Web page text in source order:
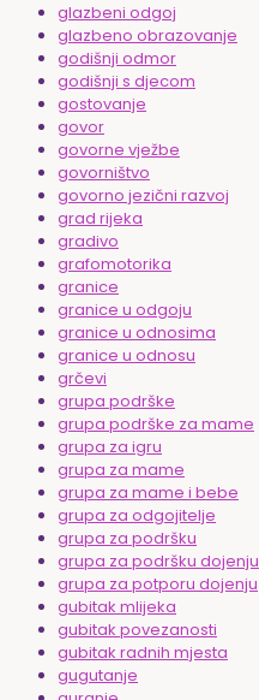
glazbeni odgoj
glazbeno obrazovanje
godišnji odmor
godišnji s djecom
gostovanje
govor
govorne vježbe
govorništvo
govorno jezični razvoj
grad rijeka
gradivo
grafomotorika
granice
granice u odgoju
granice u odnosima
granice u odnosu
grčevi
grupa podrške
grupa podrške za mame
grupa za igru
grupa za mame
grupa za mame i bebe
grupa za odgojitelje
grupa za podršku
grupa za podršku dojenju
grupa za potporu dojenju
gubitak mlijeka
gubitak povezanosti
gubitak radnih mjesta
gugutanje